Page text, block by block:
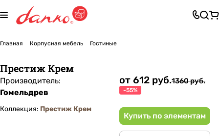
Главная Корпусная мебель Гостиные
Престиж Крем
Производитель:
Гомельдрев
Коллекция: Престиж Крем
от 612 руб.1360 руб.
-55%
Купить по элементам